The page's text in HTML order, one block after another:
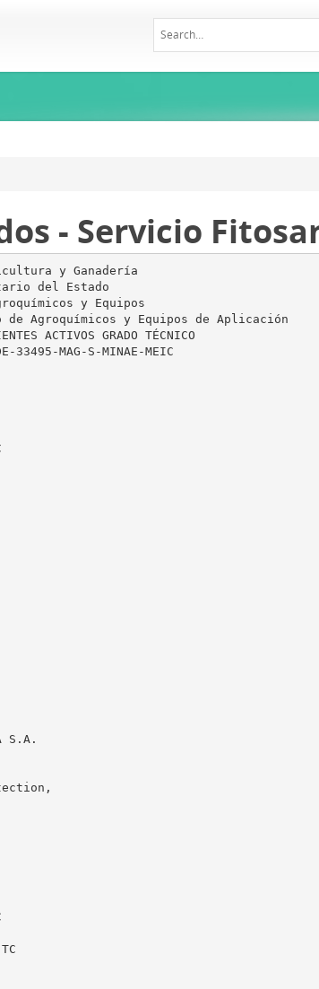
- Servicio
y Ganadería
del Estado
y Equipos
de Agroquímicos y Equipos de Aplicación
ACTIVOS GRADO TÉCNICO
33495-MAG-S-MINAE-MEIC
S.A.